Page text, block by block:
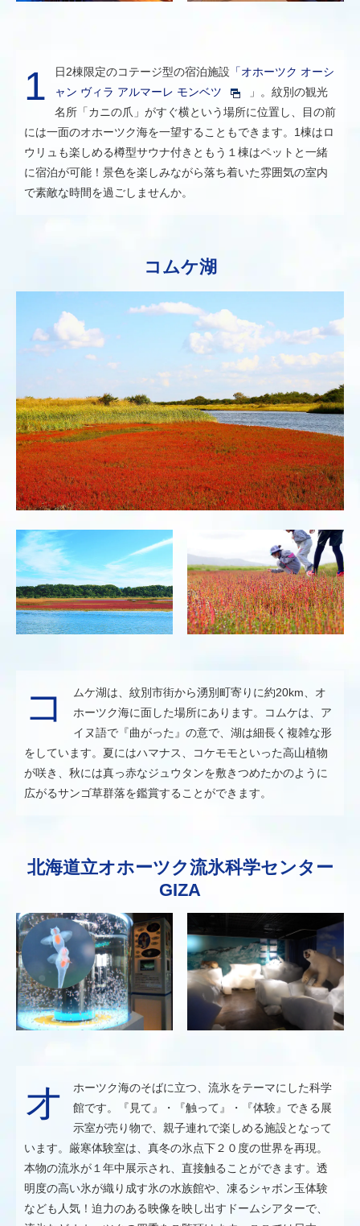
1日2棟限定のコテージ型の宿泊施設 「オホーツク オーシ
ャン ヴィラ アルマーレ モンベツ
」。紋別の観光
名所「カニの爪」がすぐ横という場所に位置し、目の前
には一面のオホーツク海を一望することもできます。1棟はロ
ウリュも楽しめる樽型サウナ付きともう１棟はペットと一緒
に宿泊が可能！景色を楽しみながら落ち着いた雰囲気の室内
で素敵な時間を過ごしませんか。
コムケ湖
コムケ湖は、紋別市街から湧別町寄りに約20km、オ
ホーツク海に面した場所にあります。コムケは、ア
イヌ語で『曲がった』の意で、湖は細長く複雑な形
をしています。夏にはハマナス、コケモモといった高山植物
が咲き、秋には真っ赤なジュウタンを敷きつめたかのように
広がるサンゴ草群落を鑑賞することができます。
北海道立オホーツク流氷科学センター
GIZA
オホーツク海のそばに立つ、流氷をテーマにした科学
館です。『見て』・『触って』・『体験』できる展
示室が売り物で、親子連れで楽しめる施設となって
います。厳寒体験室は、真冬の氷点下２０度の世界を再現。
本物の流氷が１年中展示され、直接触ることができます。透
明度の高い氷が織り成す氷の水族館や、凍るシャボン玉体験
なども人気！迫力のある映像を映し出すドームシアターで、